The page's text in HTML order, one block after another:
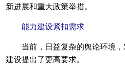
新进展和重大政策举措。
能力建设紧扣需求
当前，日益复杂的舆论环境，
建设提出了更高要求。